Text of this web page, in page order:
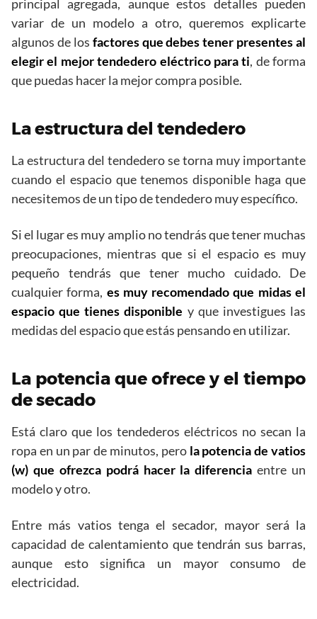
principal agregada, aunque estos detalles pueden
variar de un modelo a otro, queremos explicarte
algunos de los factores que debes tener presentes al
elegir el mejor tendedero eléctrico para ti, de forma
que puedas hacer la mejor compra posible.
La estructura del tendedero
La estructura del tendedero se torna muy importante
cuando el espacio que tenemos disponible haga que
necesitemos de un tipo de tendedero muy específico.
Si el lugar es muy amplio no tendrás que tener muchas
preocupaciones, mientras que si el espacio es muy
pequeño tendrás que tener mucho cuidado. De
cualquier forma, es muy recomendado que midas el
espacio que tienes disponible y que investigues las
medidas del espacio que estás pensando en utilizar.
La potencia que ofrece y el tiempo
de secado
Está claro que los tendederos eléctricos no secan la
ropa en un par de minutos, pero la potencia de vatios
(w) que ofrezca podrá hacer la diferencia entre un
modelo y otro.
Entre más vatios tenga el secador, mayor será la
capacidad de calentamiento que tendrán sus barras,
aunque esto significa un mayor consumo de
electricidad.